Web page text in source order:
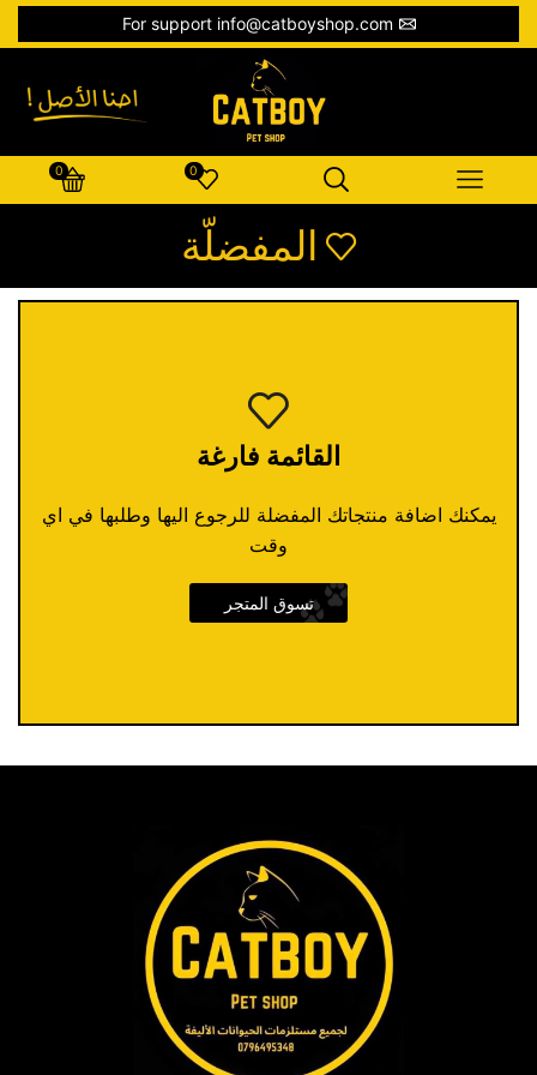
For support info@catboyshop.com
0
0
المفضلّة
القائمة فارغة
يمكنك اضافة منتجاتك المفضلة للرجوع اليها وطلبها في اي
وقت
تسوق المتجر